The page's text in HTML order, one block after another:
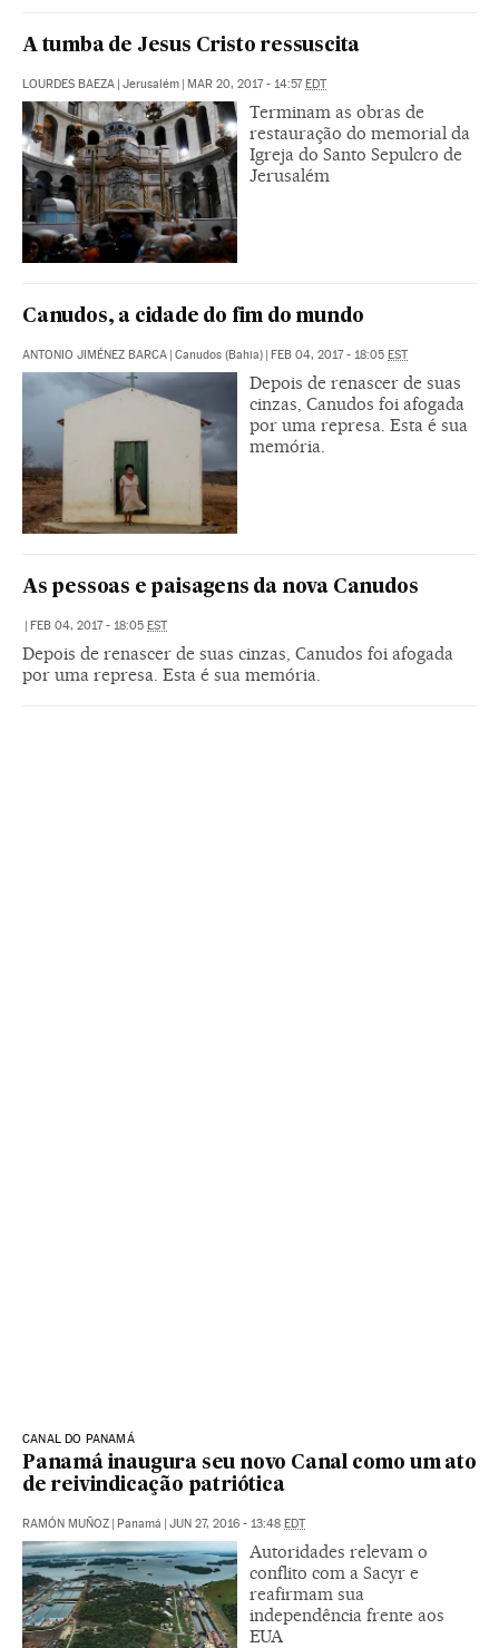
A tumba de Jesus Cristo ressuscita
LOURDES BAEZA | Jerusalém | MAR 20, 2017 - 14:57EDT
Terminam as obras de
restauração do memorial da
Igreja do Santo Sepulcro de
Jerusalém
Canudos, a cidade do fim do mundo
ANTONIO JIMÉNEZ BARCA | Canudos (Bahia) | FEB 04, 2017 - 18:05 EST
Depois de renascer de suas
cinzas, Canudos foi afogada
por uma represa. Esta é sua
memória.
As pessoas e paisagens da nova Canudos
| FEB 04, 2017 - 18:05 EST
Depois de renascer de suas cinzas, Canudos foi afogada
por uma represa. Esta é sua memória.
CANAL DO PANAMÁ
Panamá inaugura seu novo Canal como um ato
de reivindicação patriótica
RAMÓN MUÑOZ | Panamá | JUN 27, 2016 - 13:48 EDT
Autoridades relevam o
conflito com a Sacyr e
reafirmam sua
independência frente aos
EUA